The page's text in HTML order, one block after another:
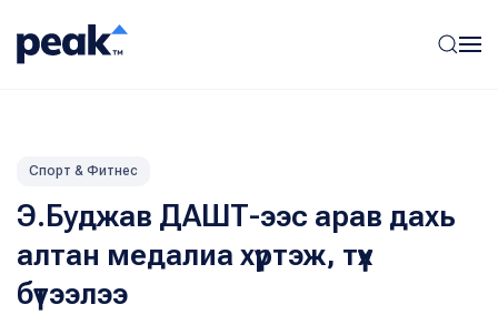
Спорт & Фитнес
Э.Буджав ДАШТ-ээс арав дахь
алтан медалиа хүртэж, түүх
бүтээлээ